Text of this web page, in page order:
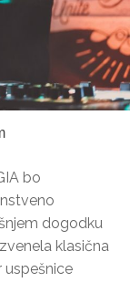
bo
dogodku
klasična
uspešnice